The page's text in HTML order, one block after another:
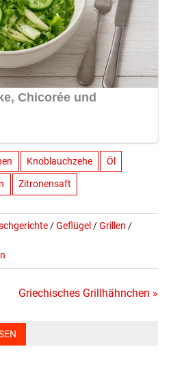
Knoblauchzehe Öl
Zitronensaft
/Geflügel /Grillen /
Griechisches Grillhähnchen »